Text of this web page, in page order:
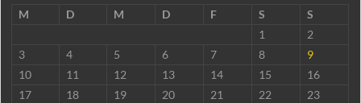
M
D M D F S
S
1
2
3
4 5 6 7 8
9
10
11 12 13 14 15
16
17
18 19 20 21 22
23